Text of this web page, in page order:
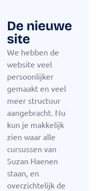
De nieuwe
site
We hebben de
website veel
persoonlijker
gemaakt en veel
meer structuur
aangebracht. Nu
kun je makkelijk
zien waar alle
cursussen van
Suzan Haenen
staan, en
overzichtelijk de